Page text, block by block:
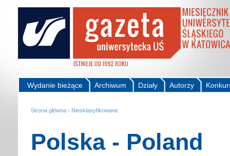
Autorzy
Działy
Archiwum
Wydanie bieżące
Strona główna › Niesklasyfikowane
Polska - Poland